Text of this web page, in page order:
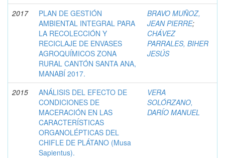
2017
PLAN DE GESTIÓN
AMBIENTAL INTEGRAL PARA
LA RECOLECCIÓN Y
RECICLAJE DE ENVASES
AGROQUÍMICOS ZONA
RURAL CANTÓN SANTA ANA,
MANABÍ 2017.
BRAVO MUÑOZ,
JEAN PIERRE;
CHÁVEZ
PARRALES, BIHER
JESÚS
2015
ANÁLISIS DEL EFECTO DE
CONDICIONES DE
MACERACIÓN EN LAS
CARACTERÍSTICAS
ORGANOLÉPTICAS DEL
CHIFLE DE PLÁTANO (Musa
Sapientus).
VERA
SOLÓRZANO,
DARÍO MANUEL